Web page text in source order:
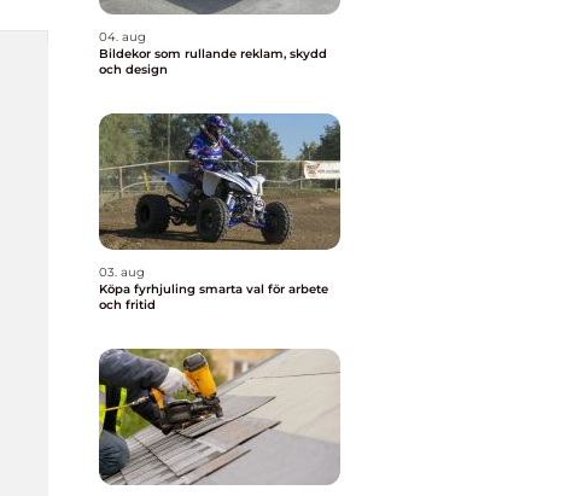
04. aug
Bildekor som rullande reklam, skydd
och design
03. aug
Köpa fyrhjuling smarta val för arbete
och fritid